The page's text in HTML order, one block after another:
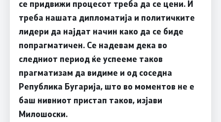
се придвижи процесот треба да се цени. И
треба нашата дипломатија и политичките
лидери да најдат начин како да се биде
попрагматичен. Се надевам дека во
следниот период ќе успееме таков
прагматизам да видиме и од соседна
Република Бугарија, што во моментов не е
баш нивниот пристап таков, изјави
Милошоски.